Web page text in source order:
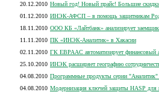
20.12.2010 Новый год! Новый прайс! Большие
01.12.2010 ИНЭК-АФСП – в помощь защитникам
18.11.2010 ООО КБ «Лайтбанк» анализирует
11.11.2010 ПК «ИНЭК-Аналитик» в Хакасии
02.11.2010 ГК ЕВРААС автоматизирует
25.10.2010 ИНЭК расширяет географию
04.08.2010 Программные продукты серии "Аналитик"
04.08.2010 Модернизация ключей защиты HASP для